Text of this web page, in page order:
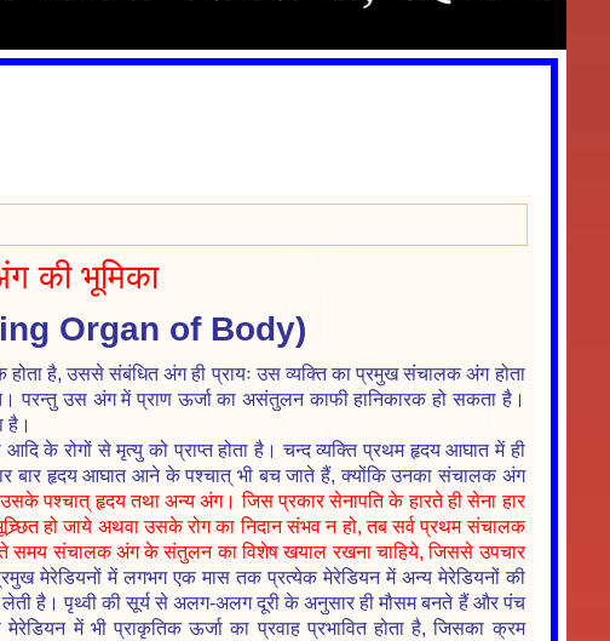
की भूमिका
Organ of Body)
होता है, उससे संबंधित अंग ही प्रायः उस व्यक्ति का प्रमुख संचालक अंग होता
उस अंग में प्राण ऊर्जा का असंतुलन काफी हानिकारक हो सकता है।
है।
के रोगों से मृत्यु को प्राप्त होता है। चन्द व्यक्ति प्रथम हृदय आघात में ही
बार हृदय आघात आने के पश्चात् भी बच जाते हैं, क्योंकि उनका संचालक अंग
पश्चात् हृदय तथा अन्य अंग। जिस प्रकार सेनापति के हारते ही सेना हार
हो जाये अथवा उसके रोग का निदान संभव न हो, तब सर्व प्रथम संचालक
समय संचालक अंग के संतुलन का विशेष खयाल रखना चाहिये, जिससे उपचार
मेरेडियनों में लगभग एक मास तक प्रत्येक मेरेडियन में अन्य मेरेडियनों की
लेती है। पृथ्वी की सूर्य से अलग-अलग दूरी के अनुसार ही मौसम बनते हैं और पंच
में भी प्राकृतिक ऊर्जा का प्रवाह प्रभावित होता है, जिसका क्रम